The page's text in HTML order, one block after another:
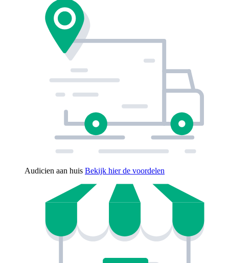
Audicien aan huis Bekijk hier de voordelen